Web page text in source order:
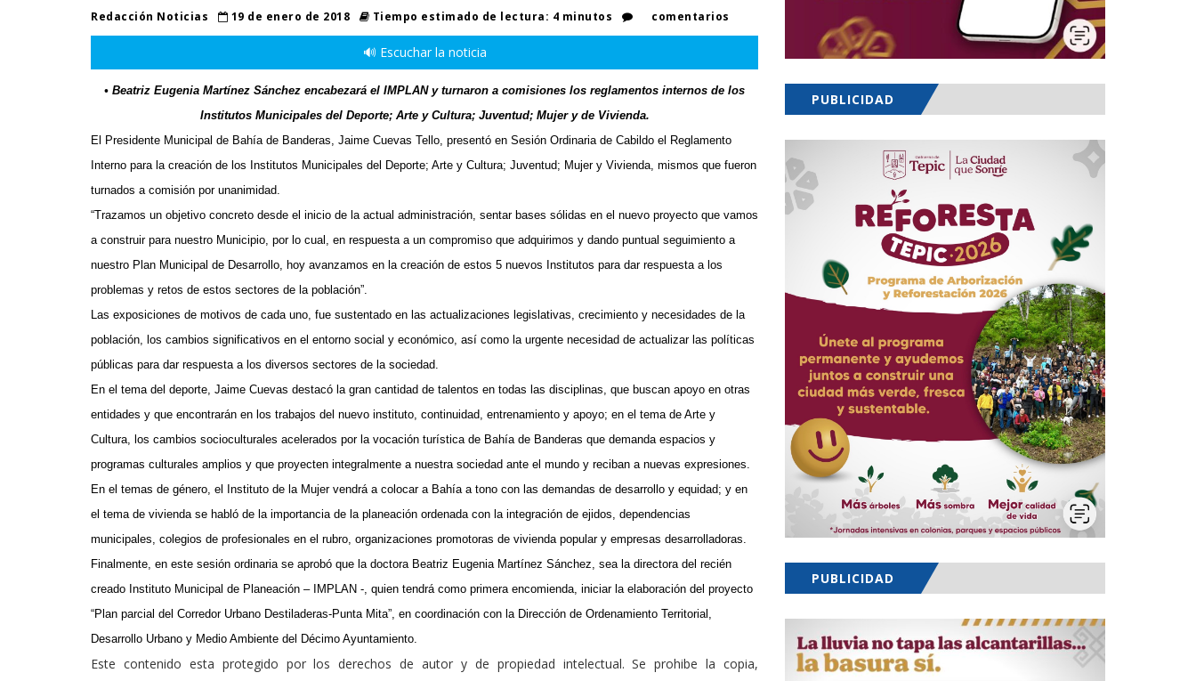
Redacción Noticias 19 de enero de 2018 Tiempo estimado de lectura: 4 minutos comentarios
🔊 Escuchar la noticia
• Beatriz Eugenia Martínez Sánchez encabezará el IMPLAN y turnaron a comisiones los reglamentos internos de los
Institutos Municipales del Deporte; Arte y Cultura; Juventud; Mujer y de Vivienda.
El Presidente Municipal de Bahía de Banderas, Jaime Cuevas Tello, presentó en Sesión Ordinaria de Cabildo el Reglamento
Interno para la creación de los Institutos Municipales del Deporte; Arte y Cultura; Juventud; Mujer y Vivienda, mismos que fueron
turnados a comisión por unanimidad.
“Trazamos un objetivo concreto desde el inicio de la actual administración, sentar bases sólidas en el nuevo proyecto que vamos
a construir para nuestro Municipio, por lo cual, en respuesta a un compromiso que adquirimos y dando puntual seguimiento a
nuestro Plan Municipal de Desarrollo, hoy avanzamos en la creación de estos 5 nuevos Institutos para dar respuesta a los
problemas y retos de estos sectores de la población”.
Las exposiciones de motivos de cada uno, fue sustentado en las actualizaciones legislativas, crecimiento y necesidades de la
población, los cambios significativos en el entorno social y económico, así como la urgente necesidad de actualizar las políticas
públicas para dar respuesta a los diversos sectores de la sociedad.
En el tema del deporte, Jaime Cuevas destacó la gran cantidad de talentos en todas las disciplinas, que buscan apoyo en otras
entidades y que encontrarán en los trabajos del nuevo instituto, continuidad, entrenamiento y apoyo; en el tema de Arte y
Cultura, los cambios socioculturales acelerados por la vocación turística de Bahía de Banderas que demanda espacios y
programas culturales amplios y que proyecten integralmente a nuestra sociedad ante el mundo y reciban a nuevas expresiones.
En el temas de género, el Instituto de la Mujer vendrá a colocar a Bahía a tono con las demandas de desarrollo y equidad; y en
el tema de vivienda se habló de la importancia de la planeación ordenada con la integración de ejidos, dependencias
municipales, colegios de profesionales en el rubro, organizaciones promotoras de vivienda popular y empresas desarrolladoras.
Finalmente, en este sesión ordinaria se aprobó que la doctora Beatriz Eugenia Martínez Sánchez, sea la directora del recién
creado Instituto Municipal de Planeación – IMPLAN -, quien tendrá como primera encomienda, iniciar la elaboración del proyecto
“Plan parcial del Corredor Urbano Destiladeras-Punta Mita”, en coordinación con la Dirección de Ordenamiento Territorial,
Desarrollo Urbano y Medio Ambiente del Décimo Ayuntamiento.
Este contenido esta protegido por los derechos de autor y de propiedad intelectual. Se prohibe la copia,
PUBLICIDAD
PUBLICIDAD